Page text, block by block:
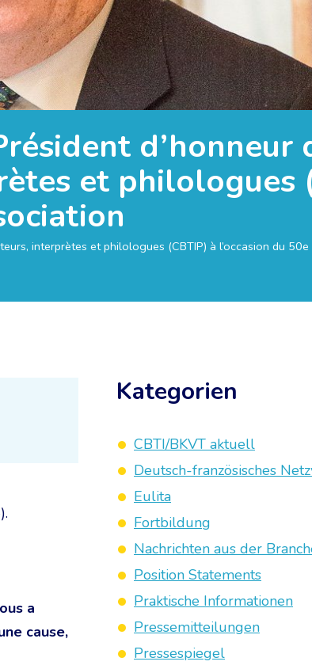
d’honneur
et philologues
interprètes et philologues (CBTIP) à l’occasion du
a
cause,
Kategorien
CBTI/BKVT aktuell
Deutsch-französisches
Eulita
Fortbildung
Nachrichten aus der
Position Statements
Praktische Informationen
Pressemitteilungen
Pressespiegel